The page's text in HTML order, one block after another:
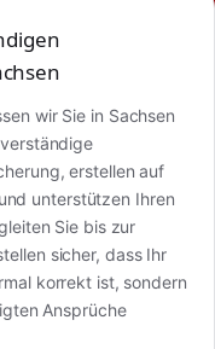
wir Sie in Sachsen
erstellen auf
unterstützen Ihren
Sie bis zur
sicher, dass Ihr
korrekt ist, sondern
Ansprüche